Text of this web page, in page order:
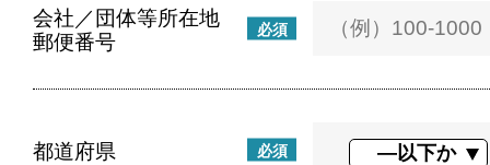
会社／団体等所在地
郵便番号
必須
都道府県 必須